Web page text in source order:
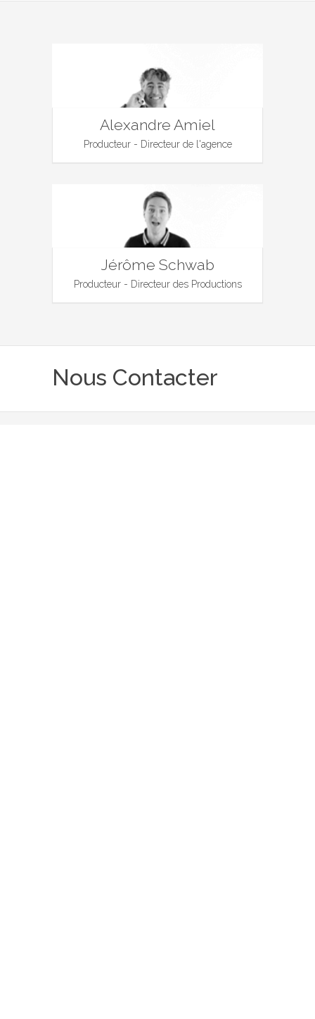
Alexandre Amiel
Producteur - Directeur de l'agence
Jérôme Schwab
Producteur - Directeur des Productions
Nous Contacter